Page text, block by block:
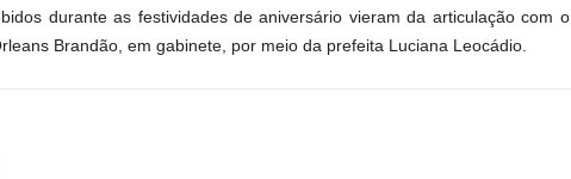
durante as festividades de aniversário vieram da articulação com o
Brandão, em gabinete, por meio da prefeita Luciana Leocádio.